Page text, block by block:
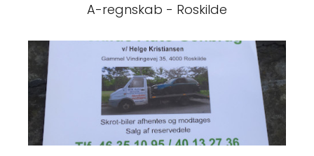
A-regnskab - Roskilde